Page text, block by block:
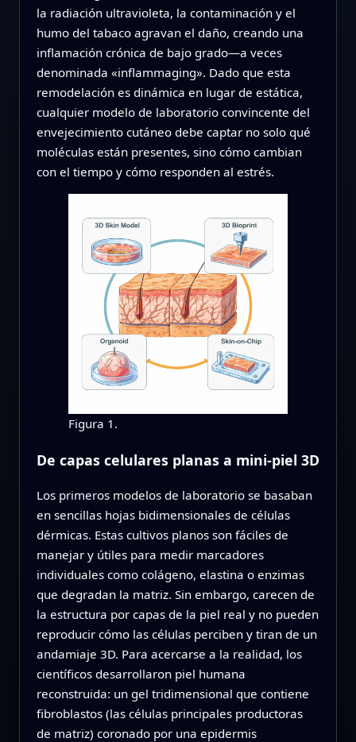
la radiación ultravioleta, la contaminación y el
humo del tabaco agravan el daño, creando una
inflamación crónica de bajo grado—a veces
denominada «inflammaging». Dado que esta
remodelación es dinámica en lugar de estática,
cualquier modelo de laboratorio convincente del
envejecimiento cutáneo debe captar no solo qué
moléculas están presentes, sino cómo cambian
con el tiempo y cómo responden al estrés.
Figura 1.
De capas celulares planas a mini-piel 3D
Los primeros modelos de laboratorio se basaban
en sencillas hojas bidimensionales de células
dérmicas. Estas cultivos planos son fáciles de
manejar y útiles para medir marcadores
individuales como colágeno, elastina o enzimas
que degradan la matriz. Sin embargo, carecen de
la estructura por capas de la piel real y no pueden
reproducir cómo las células perciben y tiran de un
andamiaje 3D. Para acercarse a la realidad, los
científicos desarrollaron piel humana
reconstruida: un gel tridimensional que contiene
fibroblastos (las células principales productoras
de matriz) coronado por una epidermis